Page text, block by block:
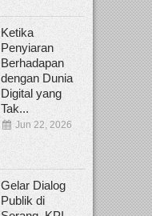
Ketika
Penyiaran
Berhadapan
dengan Dunia
Digital yang
Tak...
Jun 22, 2026
Gelar Dialog
Publik di